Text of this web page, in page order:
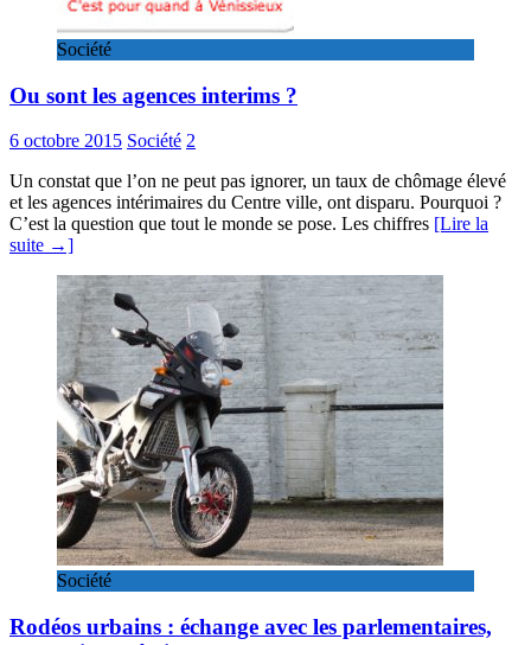
Société
Ou sont les agences interims ?
6 octobre 2015 Société 2
Un constat que l’on ne peut pas ignorer, un taux de chômage élevé
et les agences intérimaires du Centre ville, ont disparu. Pourquoi ?
C’est la question que tout le monde se pose. Les chiffres [Lire la
suite →]
Société
Rodéos urbains : échange avec les parlementaires,